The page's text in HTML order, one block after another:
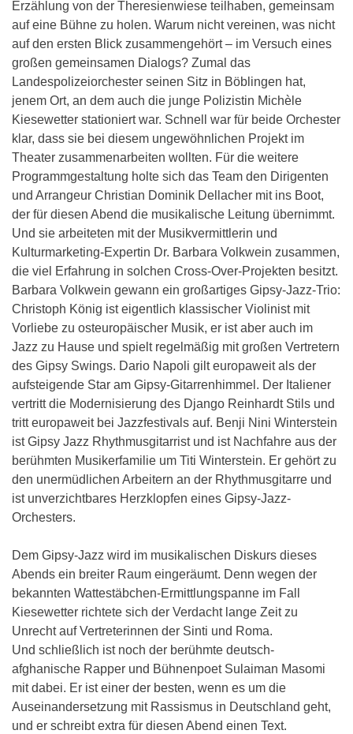
Erzählung von der Theresienwiese teilhaben, gemeinsam
auf eine Bühne zu holen. Warum nicht vereinen, was nicht
auf den ersten Blick zusammengehört – im Versuch eines
großen gemeinsamen Dialogs? Zumal das
Landespolizeiorchester seinen Sitz in Böblingen hat,
jenem Ort, an dem auch die junge Polizistin Michèle
Kiesewetter stationiert war. Schnell war für beide Orchester
klar, dass sie bei diesem ungewöhnlichen Projekt im
Theater zusammenarbeiten wollten. Für die weitere
Programmgestaltung holte sich das Team den Dirigenten
und Arrangeur Christian Dominik Dellacher mit ins Boot,
der für diesen Abend die musikalische Leitung übernimmt.
Und sie arbeiteten mit der Musikvermittlerin und
Kulturmarketing-Expertin Dr. Barbara Volkwein zusammen,
die viel Erfahrung in solchen Cross-Over-Projekten besitzt.
Barbara Volkwein gewann ein großartiges Gipsy-Jazz-Trio:
Christoph König ist eigentlich klassischer Violinist mit
Vorliebe zu osteuropäischer Musik, er ist aber auch im
Jazz zu Hause und spielt regelmäßig mit großen Vertretern
des Gipsy Swings. Dario Napoli gilt europaweit als der
aufsteigende Star am Gipsy-Gitarrenhimmel. Der Italiener
vertritt die Modernisierung des Django Reinhardt Stils und
tritt europaweit bei Jazzfestivals auf. Benji Nini Winterstein
ist Gipsy Jazz Rhythmusgitarrist und ist Nachfahre aus der
berühmten Musikerfamilie um Titi Winterstein. Er gehört zu
den unermüdlichen Arbeitern an der Rhythmusgitarre und
ist unverzichtbares Herzklopfen eines Gipsy-Jazz-
Orchesters.
Dem Gipsy-Jazz wird im musikalischen Diskurs dieses
Abends ein breiter Raum eingeräumt. Denn wegen der
bekannten Wattestäbchen-Ermittlungspanne im Fall
Kiesewetter richtete sich der Verdacht lange Zeit zu
Unrecht auf Vertreterinnen der Sinti und Roma.
Und schließlich ist noch der berühmte deutsch-
afghanische Rapper und Bühnenpoet Sulaiman Masomi
mit dabei. Er ist einer der besten, wenn es um die
Auseinandersetzung mit Rassismus in Deutschland geht,
und er schreibt extra für diesen Abend einen Text.